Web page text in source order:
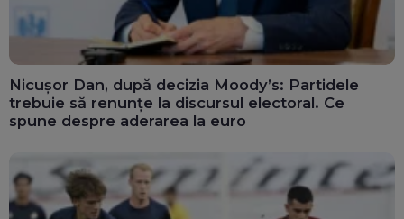
Nicușor Dan, după decizia Moody’s: Partidele
trebuie să renunțe la discursul electoral. Ce
spune despre aderarea la euro